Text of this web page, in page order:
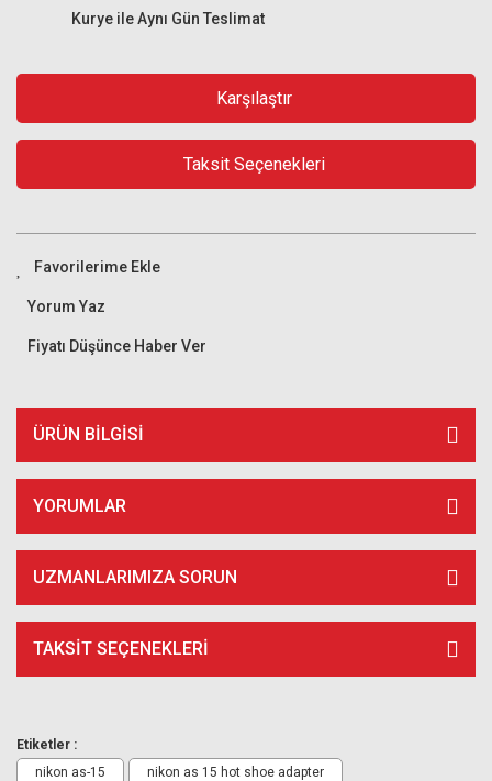
Kurye ile Aynı Gün Teslimat
Karşılaştır
Taksit Seçenekleri
Yorum Yaz
Fiyatı Düşünce Haber Ver
ÜRÜN BILGISI
YORUMLAR
UZMANLARIMIZA SORUN
TAKSIT SEÇENEKLERI
Etiketler :
nikon as-15
nikon as 15 hot shoe adapter